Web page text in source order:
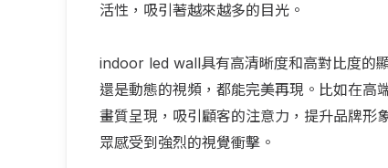
活性，吸引著越來越多的目光。
indoor led wall具有高清晰度和高對比度的
還是動態的視頻，都能完美再現。比如在
畫質呈現，吸引顧客的注意力，提升品牌形
眾感受到強烈的視覺衝擊。